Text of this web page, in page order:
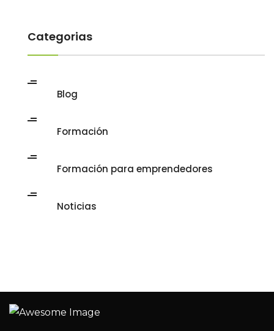
Categorias
Blog
Formación
Formación para emprendedores
Noticias